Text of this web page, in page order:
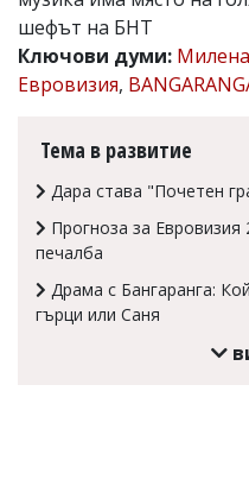
Коментарите
под
статиите
се
читателите
редакцията
носи
отговорност
Ако
шефът на БНТ
Ключови думи:
Евровизия,
Тема в развитие
Дара става "Почетен
Прогноза за
печалба
Драма с Бангаранга:
гърци или Саня